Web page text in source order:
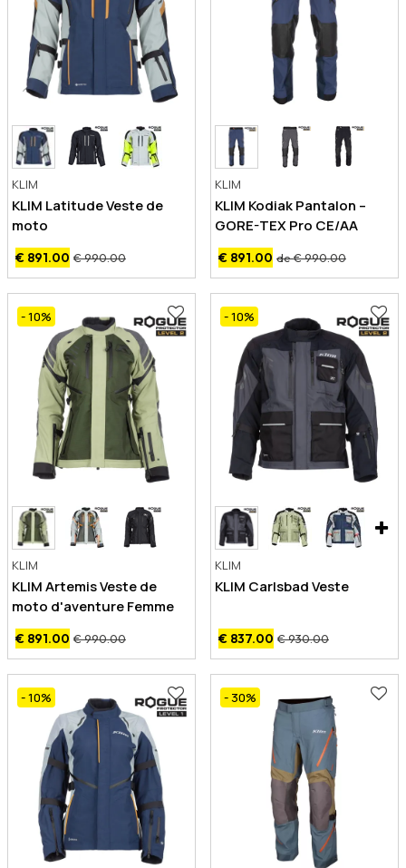
KLIM
KLIM Latitude Veste de
moto
€ 891.00 € 990.00
KLIM
KLIM Kodiak Pantalon –
GORE-TEX Pro CE/AA
€ 891.00 de € 990.00
- 10%
KLIM
KLIM Artemis Veste de
moto d'aventure Femme
€ 891.00 € 990.00
- 10%
KLIM
KLIM Carlsbad Veste
€ 837.00 € 930.00
- 10% - 30%